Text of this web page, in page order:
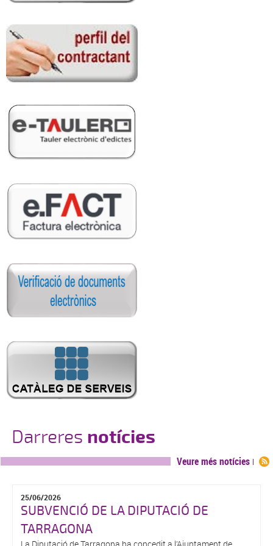
Darreres notícies
Veure més notícies
25/06/2026
SUBVENCIÓ DE LA DIPUTACIÓ DE
TARRAGONA